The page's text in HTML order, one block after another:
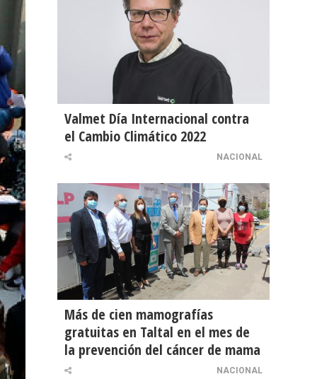
Valmet Día Internacional contra
el Cambio Climático 2022
NACIONAL
Más de cien mamografías
gratuitas en Taltal en el mes de
la prevención del cáncer de mama
NACIONAL